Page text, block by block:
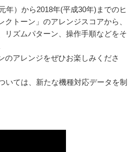
年）から2018年(平成30年)までのヒ
クトーン」のアレンジスコアから、
リズムパターン、操作手順などをそ
のアレンジをぜひお楽しみくださ
いては、新たな機種対応データを制